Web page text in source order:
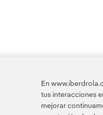
En
tus interacciones
mejorar